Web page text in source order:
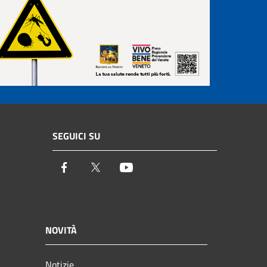
SEGUICI SU
Facebook Twitter
NOVITÀ